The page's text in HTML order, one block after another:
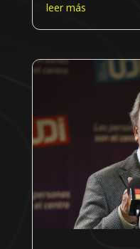
leer más